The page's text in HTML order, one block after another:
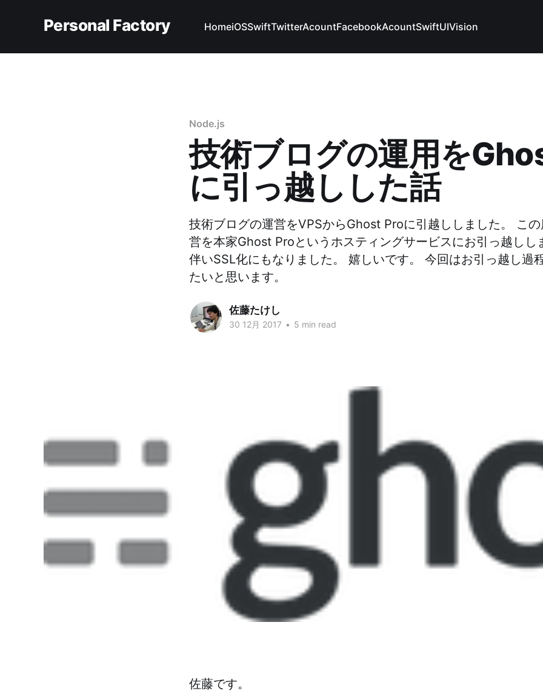
Personal Factory HomeiOSSwiftTwitterAcountFacebookAcountSwiftUIVision
Node.js
技術ブログの運用を
に引っ越しした話
技術ブログの運営をVPSからGhost Proに引越ししました。 こ
営を本家Ghost Proというホスティングサービスにお引っ越しし
伴いSSL化にもなりました。 嬉しいです。 今回はお引っ越し過
たいと思います。
佐藤たけし
30 12月 2017 • 5 min read
佐藤です。